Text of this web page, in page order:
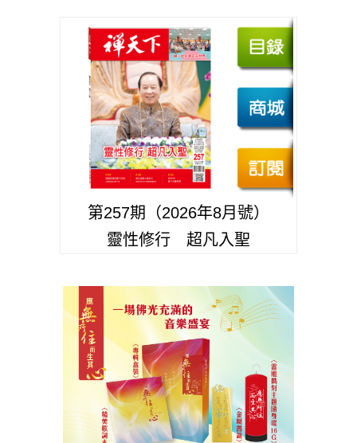
第257期（2026年8月號）
靈性修行 超凡入聖